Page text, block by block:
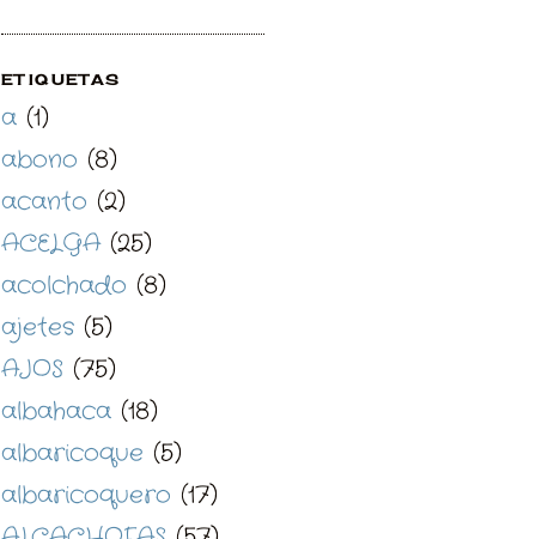
ETIQUETAS
a (1)
abono (8)
acanto (2)
ACELGA (25)
acolchado (8)
ajetes (5)
AJOS (75)
albahaca (18)
albaricoque (5)
albaricoquero (17)